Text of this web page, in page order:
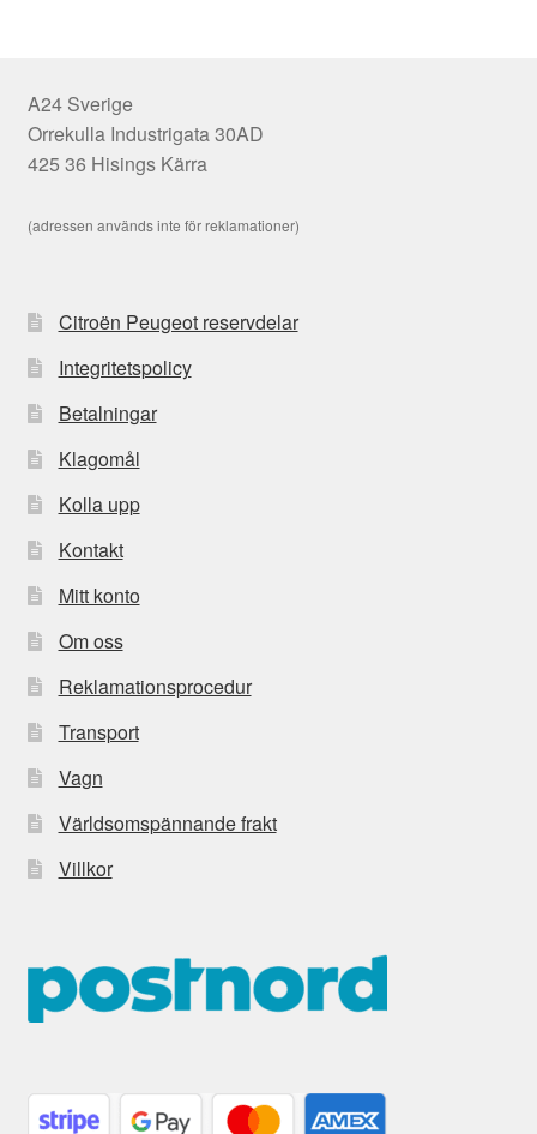
A24 Sverige
Orrekulla Industrigata 30AD
425 36 Hisings Kärra
(adressen används inte för reklamationer)
Citroën Peugeot reservdelar
Integritetspolicy
Betalningar
Klagomål
Kolla upp
Kontakt
Mitt konto
Om oss
Reklamationsprocedur
Transport
Vagn
Världsomspännande frakt
Villkor